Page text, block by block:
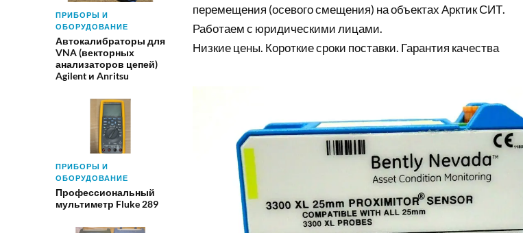
ПРИБОРЫ И
ОБОРУДОВАНИЕ
Автокалибраторы для
VNA (векторных
анализаторов цепей)
Agilent и Anritsu
ПРИБОРЫ И
ОБОРУДОВАНИЕ
Профессиональный
мультиметр Fluke 289
перемещения (осевого смещения) на объектах Арктик СИТ.
Работаем с юридическими лицами.
Низкие цены. Короткие сроки поставки. Гарантия качества